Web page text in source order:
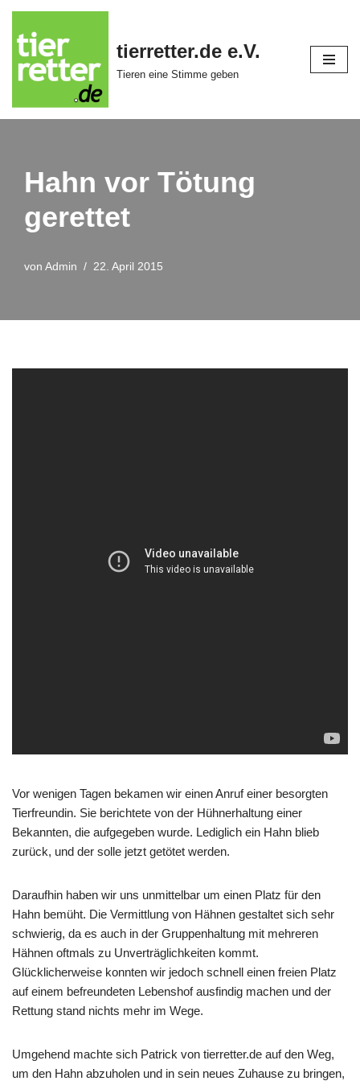
Zum
Inhalt
springen
tierretter.de e.V.
Tieren eine Stimme geben
Hahn vor Tötung
gerettet
von Admin 22. April 2015
Vor wenigen Tagen bekamen wir einen Anruf einer besorgten
Tierfreundin. Sie berichtete von der Hühnerhaltung einer
Bekannten, die aufgegeben wurde. Lediglich ein Hahn blieb
zurück, und der solle jetzt getötet werden.
Daraufhin haben wir uns unmittelbar um einen Platz für den
Hahn bemüht. Die Vermittlung von Hähnen gestaltet sich sehr
schwierig, da es auch in der Gruppenhaltung mit mehreren
Hähnen oftmals zu Unverträglichkeiten kommt.
Glücklicherweise konnten wir jedoch schnell einen freien Platz
auf einem befreundeten Lebenshof ausfindig machen und der
Rettung stand nichts mehr im Wege.
Umgehend machte sich Patrick von tierretter.de auf den Weg,
um den Hahn abzuholen und in sein neues Zuhause zu bringen,